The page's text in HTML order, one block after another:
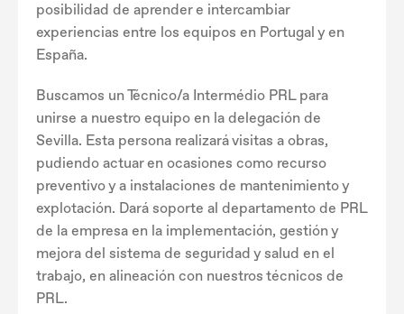
posibilidad de aprender e intercambiar
experiencias entre los equipos en Portugal y en
España.
Buscamos un Técnico/a Intermédio PRL para
unirse a nuestro equipo en la delegación de
Sevilla. Esta persona realizará visitas a obras,
pudiendo actuar en ocasiones como recurso
preventivo y a instalaciones de mantenimiento y
explotación. Dará soporte al departamento de PRL
de la empresa en la implementación, gestión y
mejora del sistema de seguridad y salud en el
trabajo, en alineación con nuestros técnicos de
PRL.